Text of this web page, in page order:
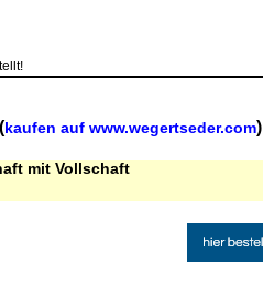
kaufen auf www.wegertseder.com)
mit Vollschaft